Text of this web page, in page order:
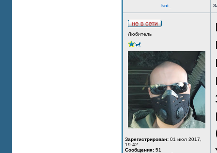
kot_
Любитель
Зарегистрирован: 01 июл 2017,
19:42
Сообщения: 51